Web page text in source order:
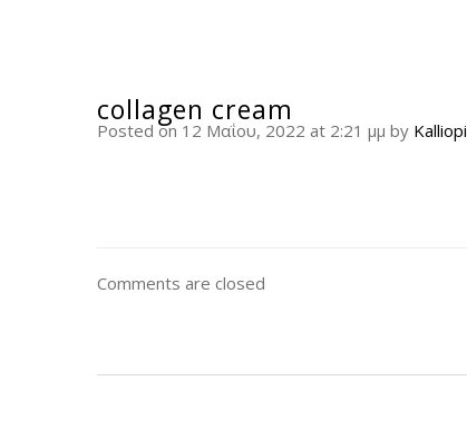
collagen cream
Posted on 12 Μαΐου, 2022 at 2:21 μμ by Kalliopi
Comments are closed